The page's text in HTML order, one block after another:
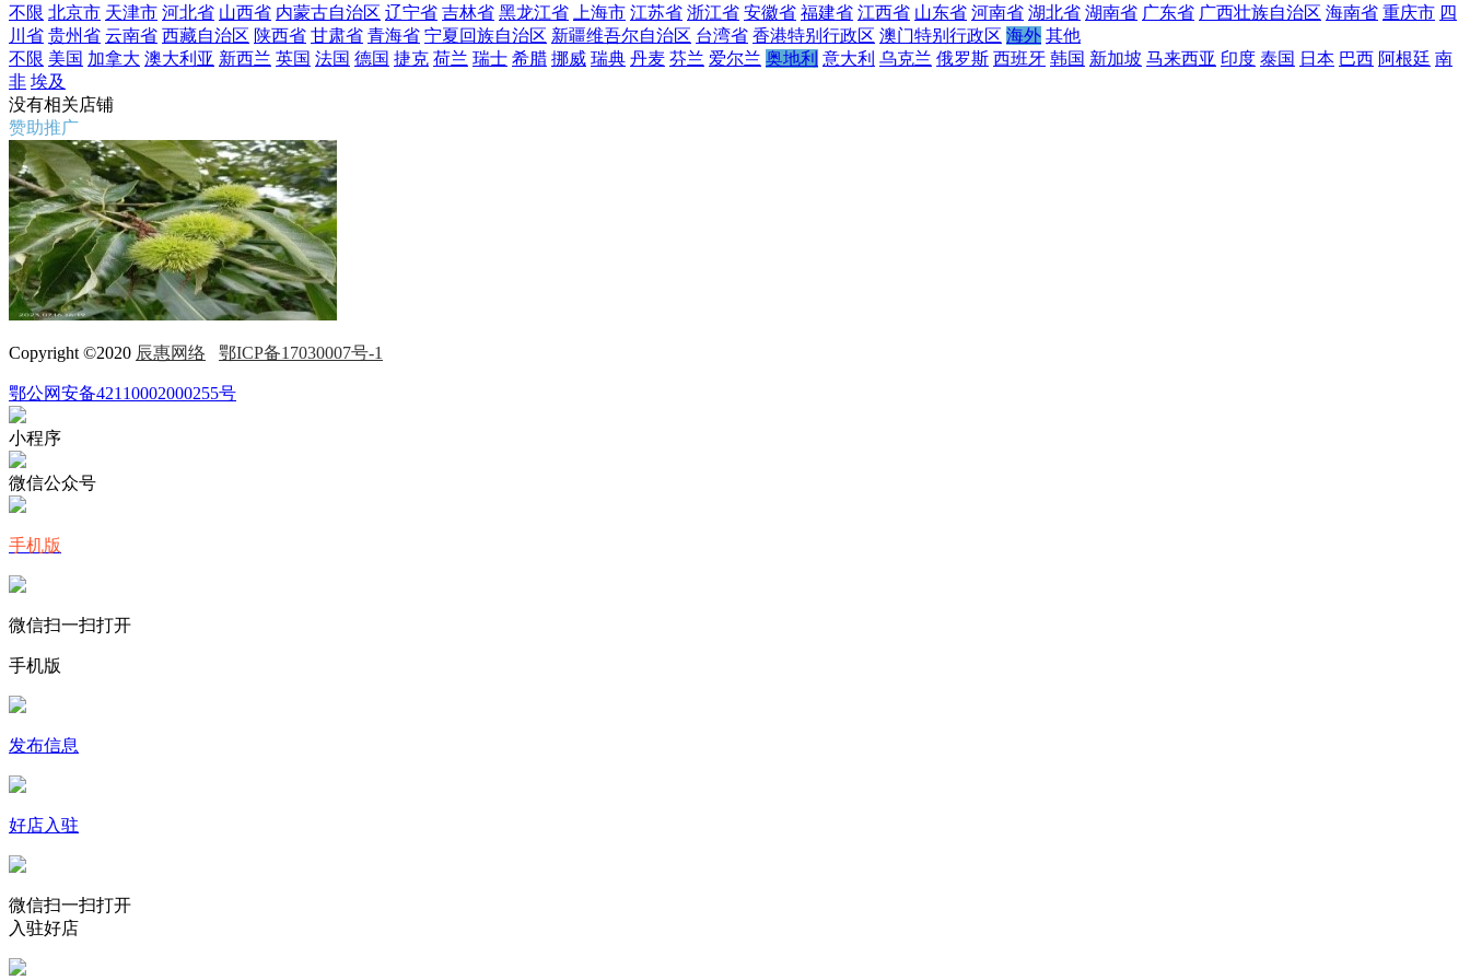
不限 北京市 天津市 河北省 山西省 内蒙古自治区 辽宁省 吉林省 黑龙江省 上海市 江苏省 浙江省 安徽省 福建省 江西省 山东省 河南省 湖北省 湖南省 广东省 广西壮族自治区 海南省 重庆市 四
川省 贵州省 云南省 西藏自治区 陕西省 甘肃省 青海省 宁夏回族自治区 新疆维吾尔自治区 台湾省 香港特别行政区 澳门特别行政区 海外 其他
不限 美国 加拿大 澳大利亚 新西兰 英国 法国 德国 捷克 荷兰 瑞士 希腊 挪威 瑞典 丹麦 芬兰 爱尔兰 奥地利 意大利 乌克兰 俄罗斯 西班牙 韩国 新加坡 马来西亚 印度 泰国 日本 巴西 阿根廷 南
非 埃及
没有相关店铺
赞助推广
Copyright ©2020 辰惠网络 鄂ICP备17030007号-1
鄂公网安备42110002000255号
小程序
微信公众号
手机版
微信扫一扫打开
手机版
发布信息
好店入驻
微信扫一扫打开
入驻好店